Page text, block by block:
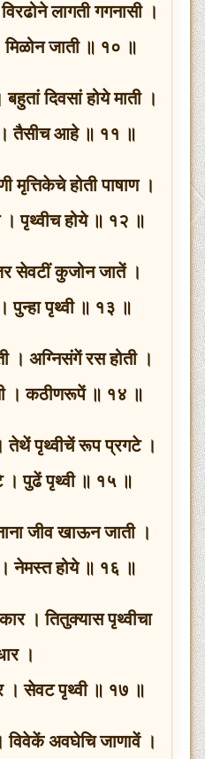
लागती गगनासी ।
मिळोन जाती ॥ १० ॥
दिवसां होये माती ।
। तैसीच आहे ॥ ११ ॥
मृत्तिकेचे होती पाषाण ।
। पृथ्वीच होये ॥ १२ ॥
सेवटीं कुजोन जातें ।
पुन्हा पृथ्वी ॥ १३ ॥
। अग्निसंगें रस होती ।
। कठीणरूपें ॥ १४ ॥
तेथें पृथ्वीचें रूप प्रगटे ।
पुढें पृथ्वी ॥ १५ ॥
जीव खाऊन जाती ।
नेमस्त होये ॥ १६ ॥
। तितुक्यास पृथ्वीचा
।
। सेवट पृथ्वी ॥ १७ ॥
विवेकें अवघेचि जाणावें ।